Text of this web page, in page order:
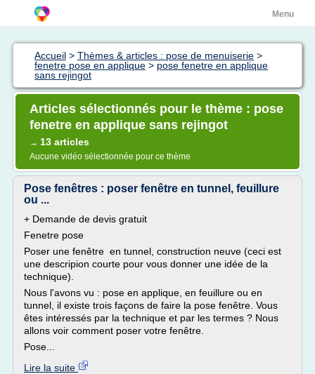
Menu
Accueil > Thèmes & articles : pose de menuiserie >
fenetre pose en applique > pose fenetre en applique
sans rejingot
Articles sélectionnés pour le thème : pose
fenetre en applique sans rejingot
→ 13 articles
Aucune vidéo sélectionnée pour ce thème
Pose fenêtres : poser fenêtre en tunnel, feuillure
ou ...
+ Demande de devis gratuit
Fenetre pose
Poser une fenêtre en tunnel, construction neuve (ceci est
une descripion courte pour vous donner une idée de la
technique).
Nous l'avons vu : pose en applique, en feuillure ou en
tunnel, il existe trois façons de faire la pose fenêtre. Vous
êtes intéressés par la technique et par les termes ? Nous
allons voir comment poser votre fenêtre.
Pose...
Lire la suite